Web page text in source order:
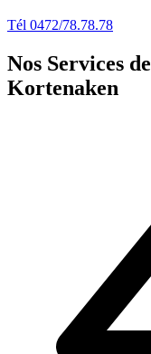
Tél 0472/78.78.78
Nos Services de
Kortenaken